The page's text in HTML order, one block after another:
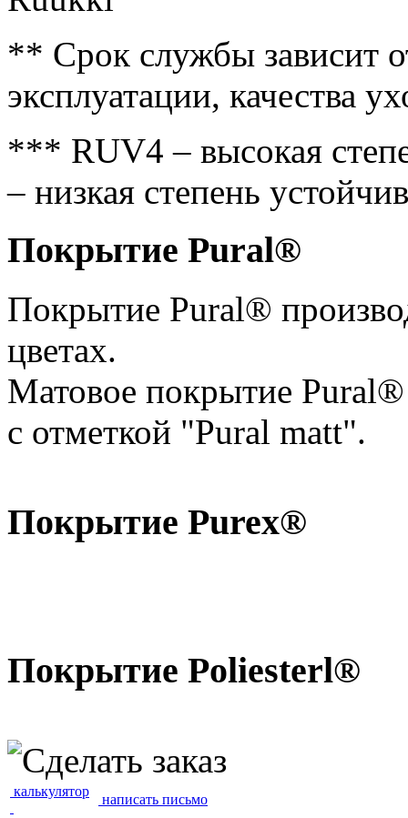
** Срок службы зависит
эксплуатации, качества
*** RUV4 – высокая
– низкая степень
Покрытие Pural®
Покрытие Pural®
цветах.
Матовое покрытие Pural®
с отметкой "Pural matt".
Покрытие Purex®
Покрытие Poliesterl®
калькулятор
написать письмо